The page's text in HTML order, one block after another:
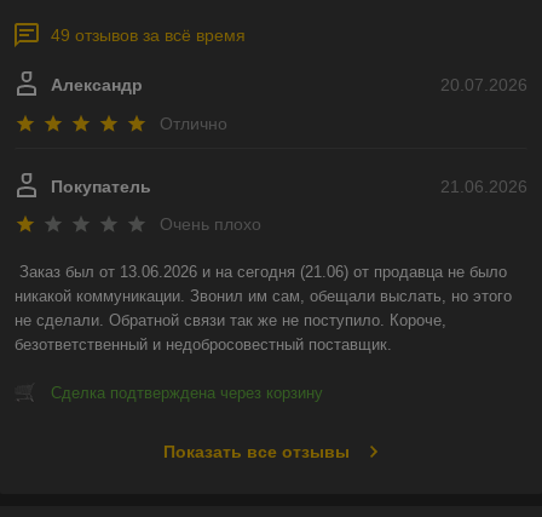
49 отзывов за всё время
20.07.2026
Александр
Отлично
21.06.2026
Покупатель
Очень плохо
Заказ был от 13.06.2026 и на сегодня (21.06) от продавца не было
никакой коммуникации. Звонил им сам, обещали выслать, но этого
не сделали. Обратной связи так же не поступило. Короче,
безответственный и недобросовестный поставщик.
Сделка подтверждена через корзину
Показать все отзывы